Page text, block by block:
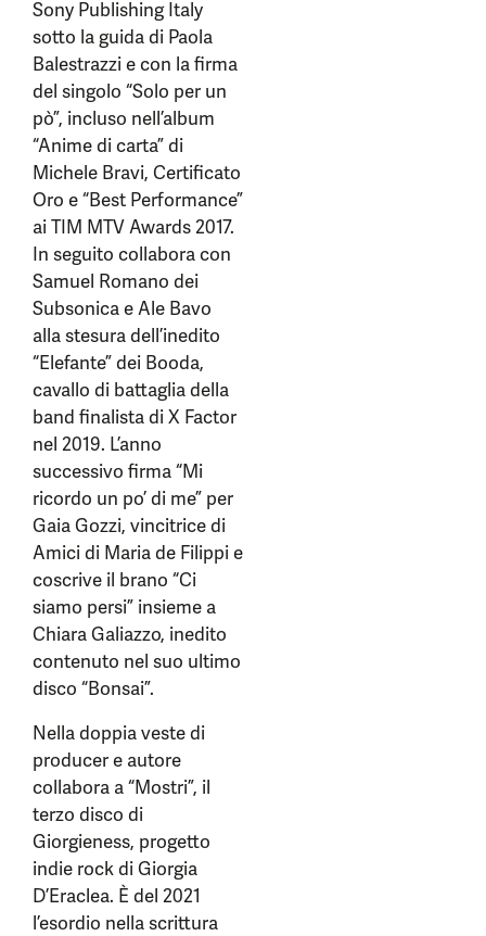
Sony Publishing Italy
sotto la guida di Paola
Balestrazzi e con la firma
del singolo “Solo per un
pò”, incluso nell’album
“Anime di carta” di
Michele Bravi, Certificato
Oro e “Best Performance”
ai TIM MTV Awards 2017.
In seguito collabora con
Samuel Romano dei
Subsonica e Ale Bavo
alla stesura dell’inedito
“Elefante” dei Booda,
cavallo di battaglia della
band finalista di X Factor
nel 2019. L’anno
successivo firma “Mi
ricordo un po’ di me” per
Gaia Gozzi, vincitrice di
Amici di Maria de Filippi e
coscrive il brano “Ci
siamo persi” insieme a
Chiara Galiazzo, inedito
contenuto nel suo ultimo
disco “Bonsai”.
Nella doppia veste di
producer e autore
collabora a “Mostri”, il
terzo disco di
Giorgieness, progetto
indie rock di Giorgia
D’Eraclea. È del 2021
l’esordio nella scrittura